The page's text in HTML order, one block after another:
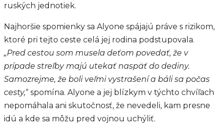
ruských jednotiek.
Najhoršie spomienky sa Alyone spájajú práve s rizikom,
ktoré pri tejto ceste celá jej rodina podstupovala.
„Pred cestou som musela deťom povedať, že v
prípade streľby majú utekať naspäť do dediny.
Samozrejme, že boli veľmi vystrašení a báli sa počas
cesty,“ spomína. Alyone a jej blízkym v týchto chvíľach
nepomáhala ani skutočnosť, že nevedeli, kam presne
idú a kde sa môžu pred vojnou uchýliť.